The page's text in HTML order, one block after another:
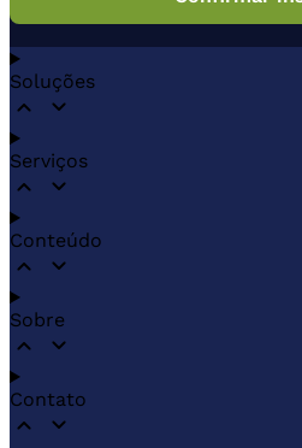
Soluções
Serviços
Conteúdo
Sobre
Contato